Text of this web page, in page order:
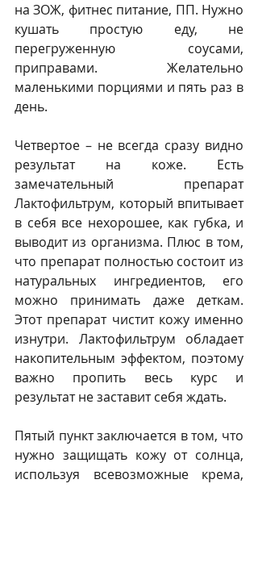
на ЗОЖ, фитнес питание, ПП. Нужно
кушать простую еду, не
перегруженную соусами,
приправами. Желательно
маленькими порциями и пять раз в
день.
Четвертое – не всегда сразу видно
результат на коже. Есть
замечательный препарат
Лактофильтрум, который впитывает
в себя все нехорошее, как губка, и
выводит из организма. Плюс в том,
что препарат полностью состоит из
натуральных ингредиентов, его
можно принимать даже деткам.
Этот препарат чистит кожу именно
изнутри. Лактофильтрум обладает
накопительным эффектом, поэтому
важно пропить весь курс и
результат не заставит себя ждать.
Пятый пункт заключается в том, что
нужно защищать кожу от солнца,
используя всевозможные крема,